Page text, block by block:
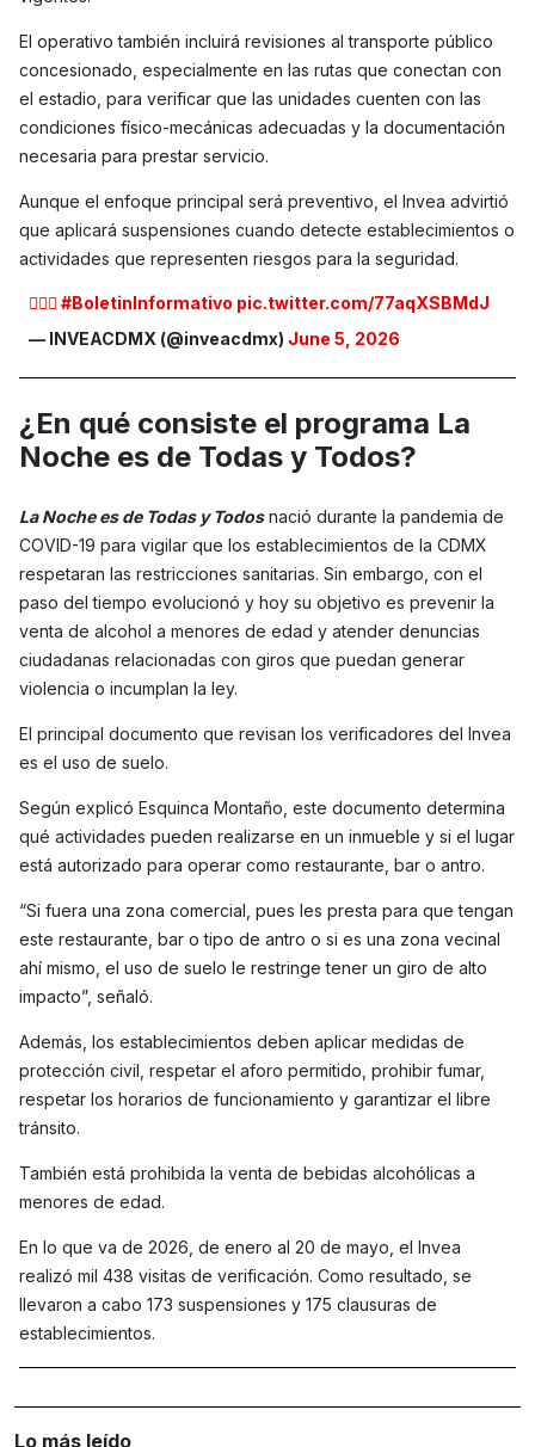
El operativo también incluirá revisiones al transporte público
concesionado, especialmente en las rutas que conectan con
el estadio, para verificar que las unidades cuenten con las
condiciones físico-mecánicas adecuadas y la documentación
necesaria para prestar servicio.
Aunque el enfoque principal será preventivo, el Invea advirtió
que aplicará suspensiones cuando detecte establecimientos o
actividades que representen riesgos para la seguridad.
✍🏼📝#BoletinInformativo pic.twitter.com/77aqXSBMdJ
— INVEACDMX (@inveacdmx) June 5, 2026
¿En qué consiste el programa La
Noche es de Todas y Todos?
La Noche es de Todas y Todosnació durante la pandemia de
COVID-19 para vigilar que los establecimientos de la CDMX
respetaran las restricciones sanitarias. Sin embargo, con el
paso del tiempo evolucionó y hoy su objetivo es prevenir la
venta de alcohol a menores de edad y atender denuncias
ciudadanas relacionadas con giros que puedan generar
violencia o incumplan la ley.
El principal documento que revisan los verificadores del Invea
es el uso de suelo.
Según explicó Esquinca Montaño, este documento determina
qué actividades pueden realizarse en un inmueble y si el lugar
está autorizado para operar como restaurante, bar o antro.
“Si fuera una zona comercial, pues les presta para que tengan
este restaurante, bar o tipo de antro o si es una zona vecinal
ahí mismo, el uso de suelo le restringe tener un giro de alto
impacto”, señaló.
Además, los establecimientos deben aplicar medidas de
protección civil, respetar el aforo permitido, prohibir fumar,
respetar los horarios de funcionamiento y garantizar el libre
tránsito.
También está prohibida la venta de bebidas alcohólicas a
menores de edad.
En lo que va de 2026, de enero al 20 de mayo, el Invea
realizó mil 438 visitas de verificación. Como resultado, se
llevaron a cabo 173 suspensiones y 175 clausuras de
establecimientos.
Lo más leído